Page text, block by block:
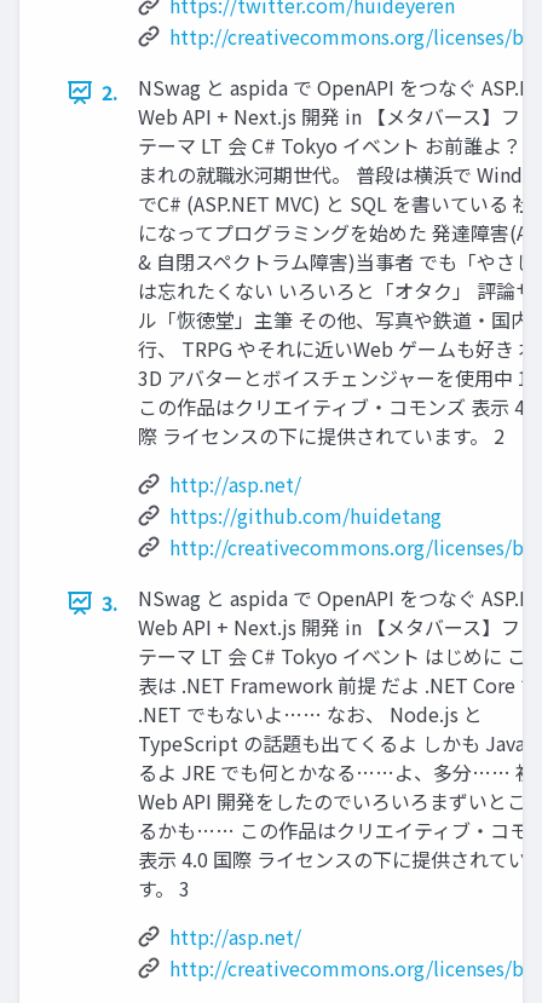
http://creativecommons.org/licenses/
2.
NSwag と aspida で OpenAPI をつなぐ
Web API + Next.js 開発 in 【メタバース】フ
テーマ LT 会 C# Tokyo イベント お前誰よ？
まれの就職氷河期世代。 普段は横浜で
でC# (ASP.NET MVC) と SQL を書いている 社
になってプログラミングを始めた 発達障害
& 自閉スペクトラム障害)当事者 でも「やさし
は忘れたくない いろいろと「オタク」 評論サ
ル「恢徳堂」主筆 その他、写真や鉄道・国内
行、 TRPG やそれに近いWeb ゲームも好き
3D アバターとボイスチェンジャーを使用中
この作品はクリエイティブ・コモンズ 表示
際 ライセンスの下に提供されています。 2
http://asp.net/
https://github.com/huidetang
http://creativecommons.org/licenses/
3.
NSwag と aspida で OpenAPI をつなぐ
Web API + Next.js 開発 in 【メタバース】フ
テーマ LT 会 C# Tokyo イベント はじめに こ
表は .NET Framework 前提 だよ .NET Core
.NET でもないよ…… なお、 Node.js と
TypeScript の話題も出てくるよ しかも Java
るよ JRE でも何とかなる……よ、多分…… 初
Web API 開発をしたのでいろいろまずいとこ
るかも…… この作品はクリエイティブ・コモ
表示 4.0 国際 ライセンスの下に提供されてい
す。 3
http://asp.net/
http://creativecommons.org/licenses/